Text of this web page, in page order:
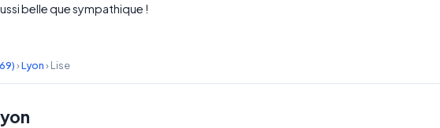
›Lyon›Lise
belle que sympathique !